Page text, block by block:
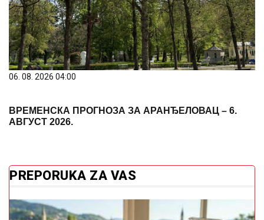
06. 08. 2026 04:00
ВРЕМЕНСКА ПРОГНОЗА ЗА АРАНЂЕЛОВАЦ – 6.
АВГУСТ 2026.
PREPORUKA ZA VAS